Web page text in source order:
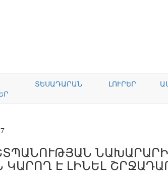
ՏԵՍԱԴԱՐԱՆ ԼՈՒՐԵՐ
ԿԱՐՈՂ Է ԼԻՆԵԼ